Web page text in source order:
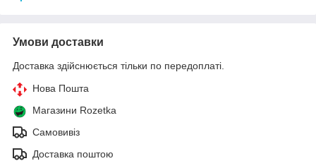
Умови доставки
Доставка здійснюється тільки по передоплаті.
Нова Пошта
Магазини Rozetka
Самовивіз
Доставка поштою